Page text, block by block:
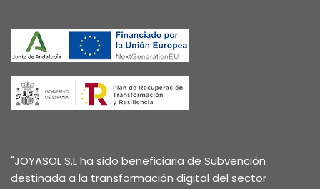
"JOYASOL S.L ha sido beneficiaria de Subvención
destinada a la transformación digital del sector